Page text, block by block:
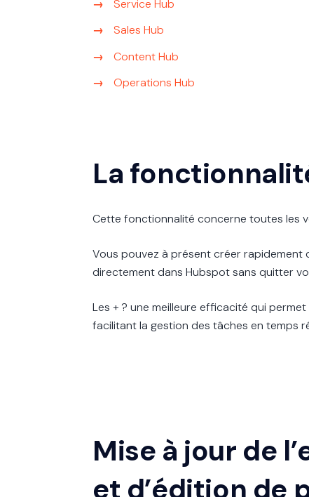
Service Hub
Sales Hub
Content Hub
Operations Hub
La
Cette fonctionnalité concerne toutes les
Vous pouvez à présent créer
directement dans Hubspot sans quitter
Les + ? une meilleure efficacité qui
facilitant la gestion des tâches en temps
Mise à jour de
et d’édition de